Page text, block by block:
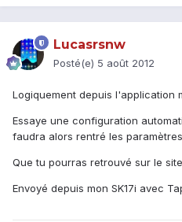
Lucasrsnw
Posté(e) 5 août 2012
Logiquement depuis l'application
Essaye une configuration
faudra alors rentré les
Que tu pourras retrouvé sur le
Envoyé depuis mon SK17i avec